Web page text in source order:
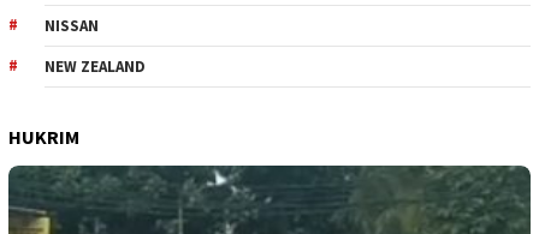
NISSAN
NEW ZEALAND
HUKRIM